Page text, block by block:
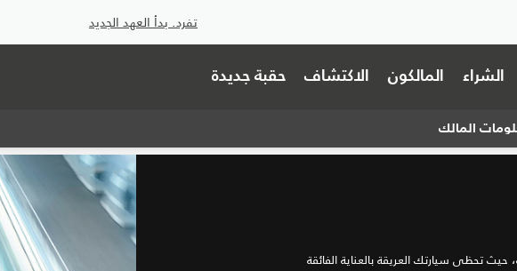
تفرد. بدأ العهد الجديد
الشراء المالكون الاكتشاف حقبة جديدة
المالك
تحظى سيارتك العريقة بالعناية الفائقة